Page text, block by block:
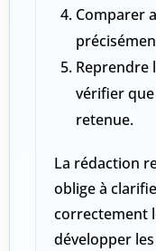
Comparer
Reprendre
vérifier
retenue.
La rédaction
oblige à
correctement
développer